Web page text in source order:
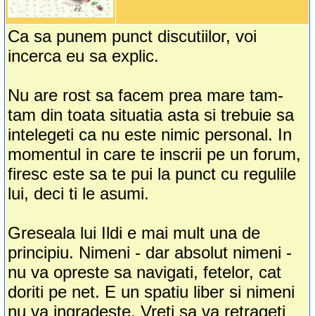
Ca sa punem punct discutiilor, voi
incerca eu sa explic.
Nu are rost sa facem prea mare tam-
tam din toata situatia asta si trebuie sa
intelegeti ca nu este nimic personal. In
momentul in care te inscrii pe un forum,
firesc este sa te pui la punct cu regulile
lui, deci ti le asumi.
Greseala lui Ildi e mai mult una de
principiu. Nimeni - dar absolut nimeni -
nu va opreste sa navigati, fetelor, cat
doriti pe net. E un spatiu liber si nimeni
nu va ingradeste. Vreti sa va retrageti